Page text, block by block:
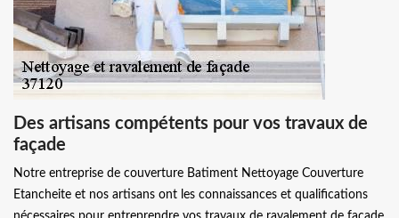
Des artisans compétents pour vos travaux de
façade
Notre entreprise de couverture Batiment Nettoyage Couverture
Etancheite et nos artisans ont les connaissances et qualifications